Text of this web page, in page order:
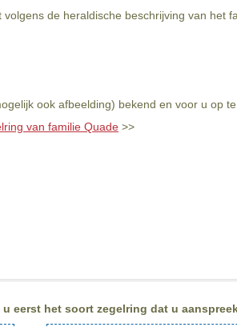
de heraldische beschrijving van het
ook afbeelding) bekend en voor u op
van familie Quade >>
eerst het soort zegelring dat u